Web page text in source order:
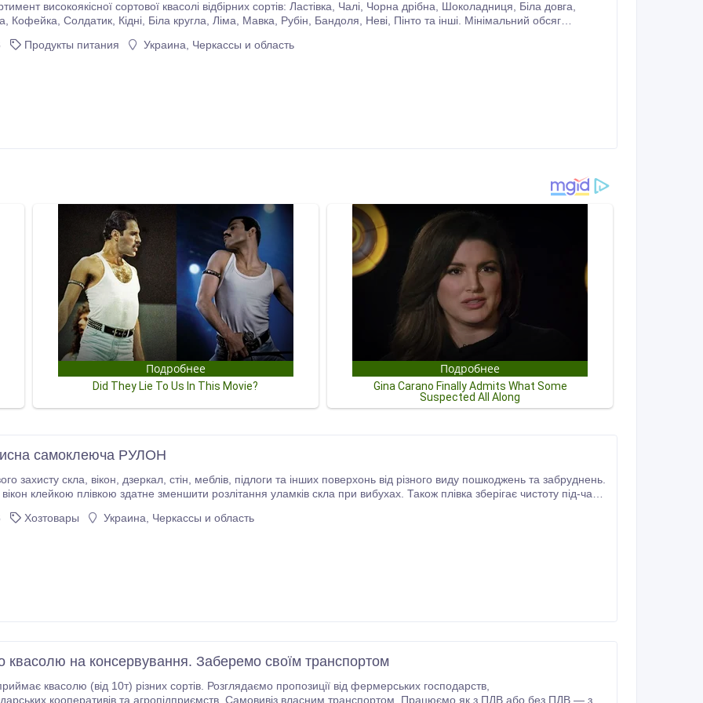
сортової квасолі відбірних сортів: Ластівка, Чалі, Чорна дрібна, Шоколадниця, Біла довга,
та стандартам якості.
Продукты питания Украина, Черкассы и область
самоклеюча РУЛОН
та інших поверхонь від різного виду пошкоджень та забруднень.
плівкою здатне зменшити розлітання уламків скла при вибухах. Також плівка зберігає чистоту під-час
Хозтовары Украина, Черкассы и область
квасолю на консервування. Заберемо своїм транспортом
квасолю (від 10т) різних сортів. Розглядаємо пропозиції від фермерських господарств,
кооперативів та агропідприємств. Самовивіз власним транспортом. Працюємо як з ПДВ або без ПДВ — за